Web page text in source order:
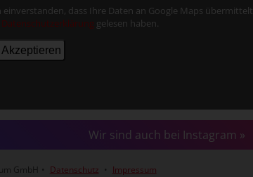
dass Ihre Daten an Google Maps übermittelt
Datenschutzerklärung gelesen haben.
Wir sind auch bei Instagram »
GmbH • Datenschutz • Impressum